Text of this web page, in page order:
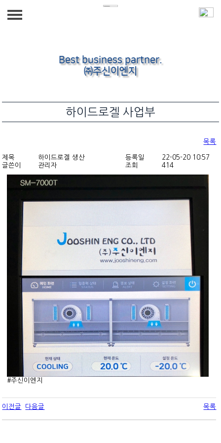
인사말
찾아오시는길
하이드로겔 사업부
스마트팜 사업부
냉동기 사업부
Best business partner.
㈜주신이엔지
하이드로겔 사업부
목록
제목 하이드로겔 생산 등록일
22-05-20 10:57
글쓴이
관리자 조회 414
#주신이엔지
이전글 다음글 목록